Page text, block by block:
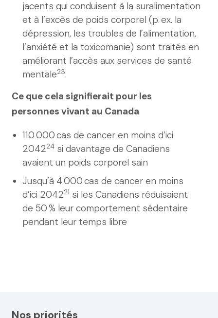
jacents qui conduisent à la suralimentation
et à l’excès de poids corporel (p. ex. la
dépression, les troubles de l’alimentation,
l’anxiété et la toxicomanie) sont traités en
améliorant l’accès aux services de santé
mentale23.
Ce que cela signifierait pour les
personnes vivant au Canada
110 000 cas de cancer en moins d’ici
204224 si davantage de Canadiens
avaient un poids corporel sain
Jusqu’à 4 000 cas de cancer en moins
d’ici 204221 si les Canadiens réduisaient
de 50 % leur comportement sédentaire
pendant leur temps libre
Nos priorités